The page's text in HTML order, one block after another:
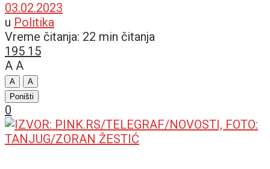
03.02.2023
u Politika
Vreme čitanja: 22 min čitanja
195 15
A A
A
A
Poništi
0